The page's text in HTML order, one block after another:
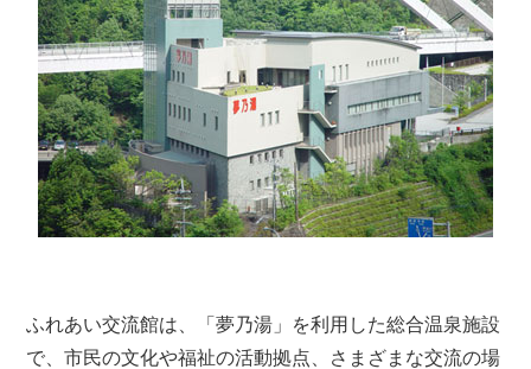
ふれあい交流館は、「夢乃湯」を利用した総合温泉施設
で、市民の文化や福祉の活動拠点、さまざまな交流の場